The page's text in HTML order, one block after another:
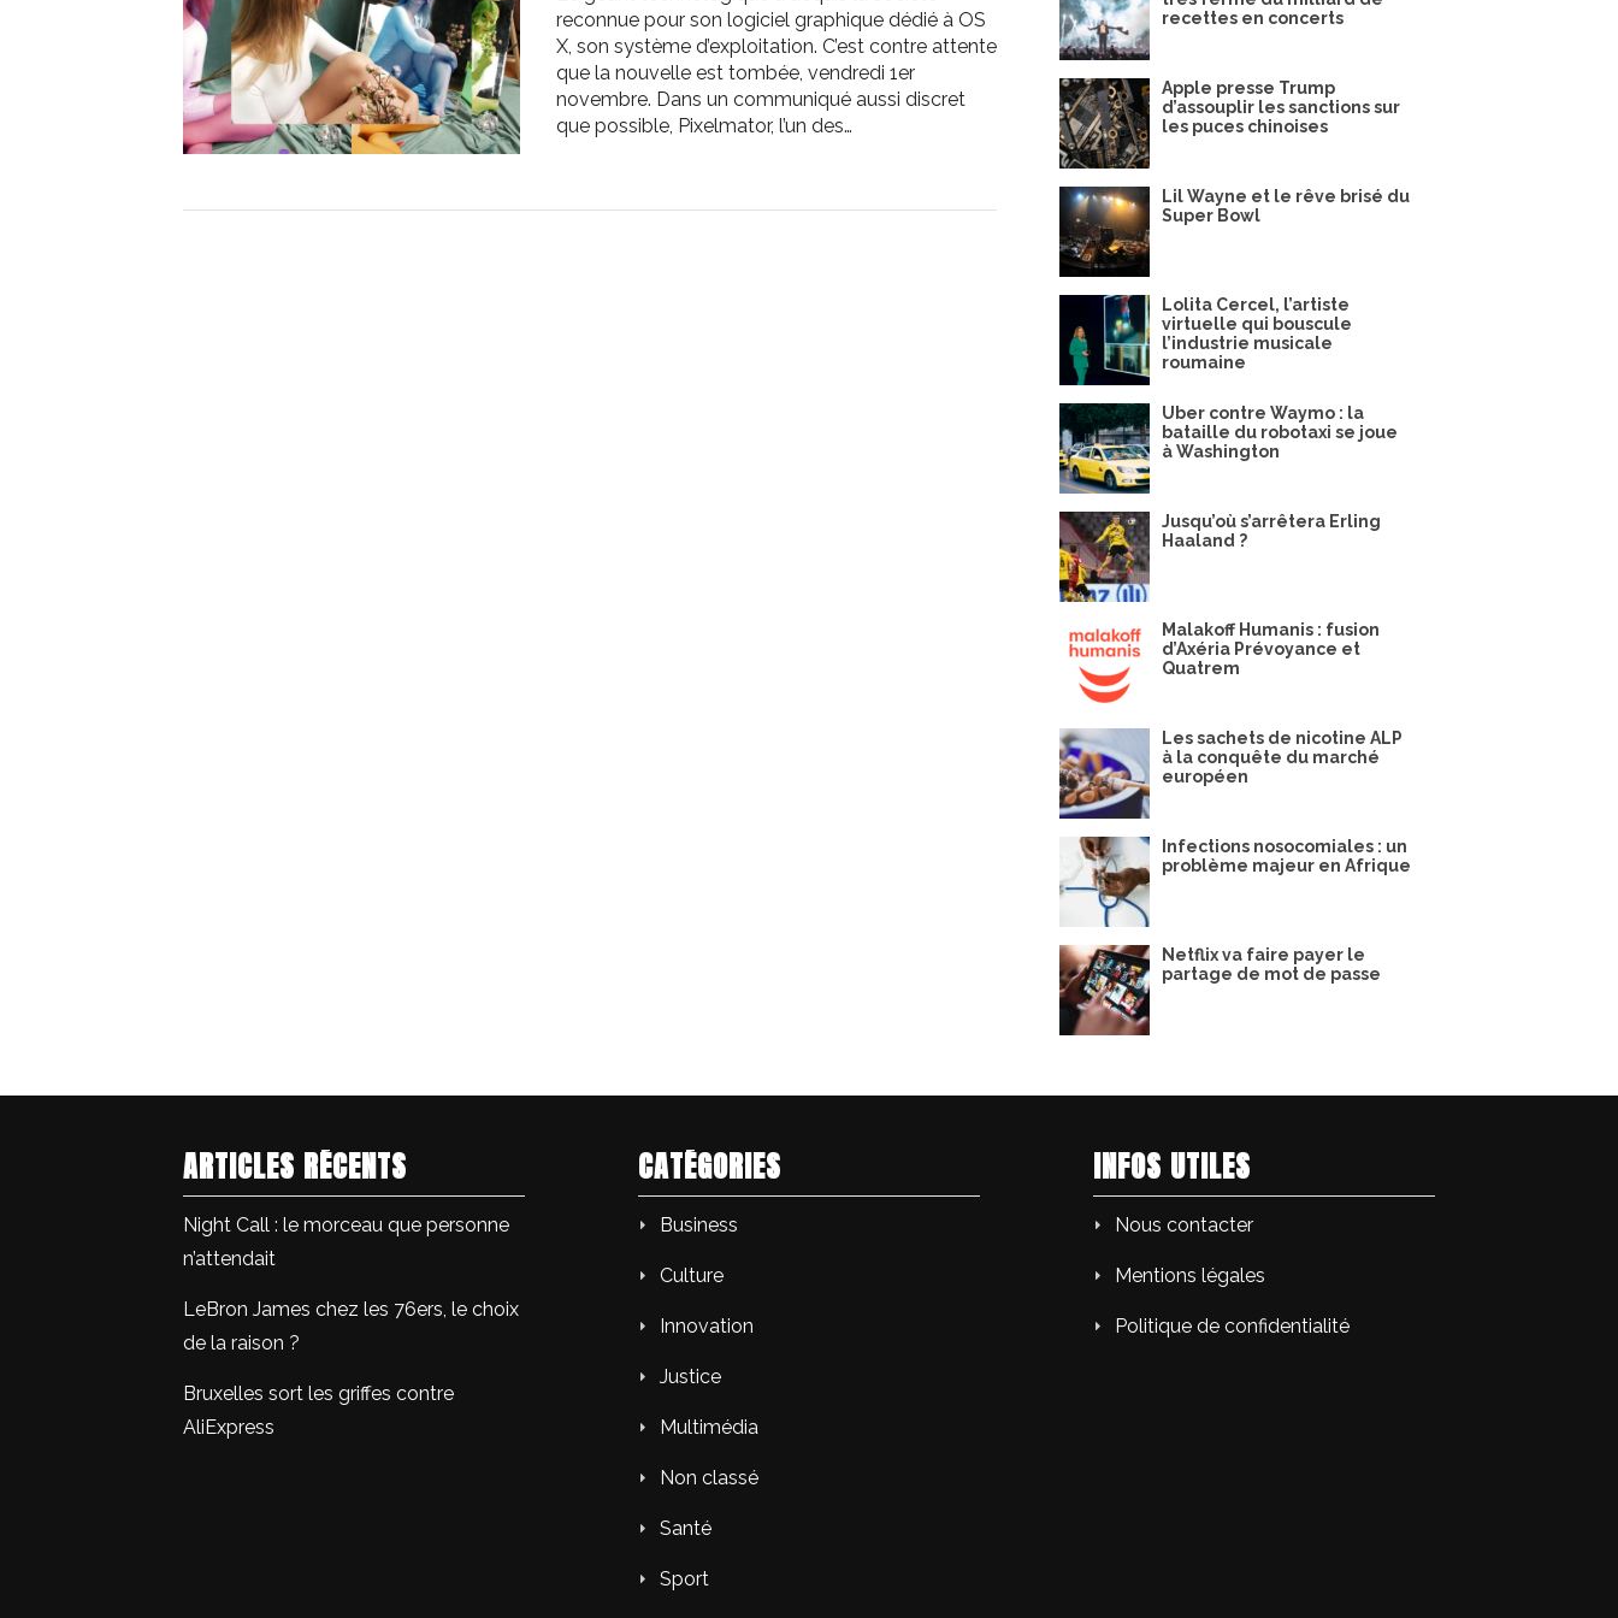
reconnue pour son logiciel graphique dédié à OS
X, son système d’exploitation. C’est contre attente
que la nouvelle est tombée, vendredi 1er
novembre. Dans un communiqué aussi discret
que possible, Pixelmator, l’un des…
recettes en concerts
Apple presse Trump
d’assouplir les sanctions sur
les puces chinoises
Lil Wayne et le rêve brisé du
Super Bowl
Lolita Cercel, l’artiste
virtuelle qui bouscule
l’industrie musicale
roumaine
Uber contre Waymo : la
bataille du robotaxi se joue
à Washington
Jusqu’où s’arrêtera Erling
Haaland ?
Malakoff Humanis : fusion
d’Axéria Prévoyance et
Quatrem
Les sachets de nicotine ALP
à la conquête du marché
européen
Infections nosocomiales : un
problème majeur en Afrique
Netflix va faire payer le
partage de mot de passe
ARTICLES RÉCENTS
Night Call : le morceau que personne
n’attendait
LeBron James chez les 76ers, le choix
de la raison ?
Bruxelles sort les griffes contre
AliExpress
CATÉGORIES
Business
Culture
Innovation
Justice
Multimédia
Non classé
Santé
Sport
INFOS UTILES
Nous contacter
Mentions légales
Politique de confidentialité